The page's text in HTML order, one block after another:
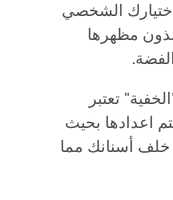
الشخصي
مظهرها
تعتبر
اعدادها بحيث
خلف أسنانك مما